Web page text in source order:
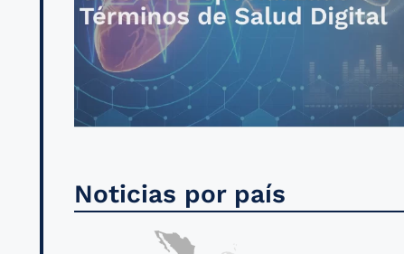
Noticias por país